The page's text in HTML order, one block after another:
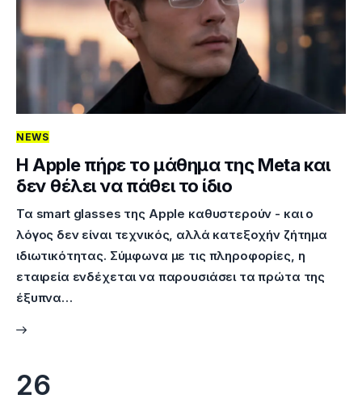
NEWS
Η Apple πήρε το μάθημα της Meta και
δεν θέλει να πάθει το ίδιο
Τα smart glasses της Apple καθυστερούν - και ο
λόγος δεν είναι τεχνικός, αλλά κατεξοχήν ζήτημα
ιδιωτικότητας. Σύμφωνα με τις πληροφορίες, η
εταιρεία ενδέχεται να παρουσιάσει τα πρώτα της
έξυπνα…
26